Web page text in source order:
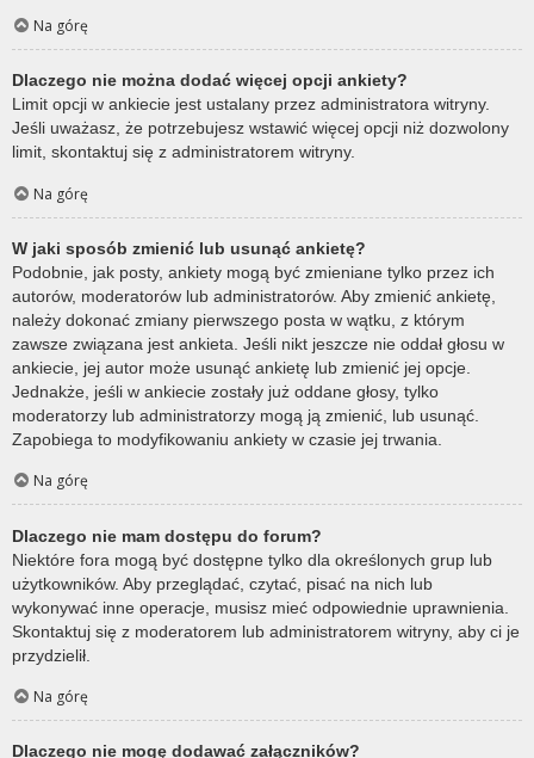
Na górę
Dlaczego nie można dodać więcej opcji ankiety?
Limit opcji w ankiecie jest ustalany przez administratora witryny.
Jeśli uważasz, że potrzebujesz wstawić więcej opcji niż dozwolony
limit, skontaktuj się z administratorem witryny.
Na górę
W jaki sposób zmienić lub usunąć ankietę?
Podobnie, jak posty, ankiety mogą być zmieniane tylko przez ich
autorów, moderatorów lub administratorów. Aby zmienić ankietę,
należy dokonać zmiany pierwszego posta w wątku, z którym
zawsze związana jest ankieta. Jeśli nikt jeszcze nie oddał głosu w
ankiecie, jej autor może usunąć ankietę lub zmienić jej opcje.
Jednakże, jeśli w ankiecie zostały już oddane głosy, tylko
moderatorzy lub administratorzy mogą ją zmienić, lub usunąć.
Zapobiega to modyfikowaniu ankiety w czasie jej trwania.
Na górę
Dlaczego nie mam dostępu do forum?
Niektóre fora mogą być dostępne tylko dla określonych grup lub
użytkowników. Aby przeglądać, czytać, pisać na nich lub
wykonywać inne operacje, musisz mieć odpowiednie uprawnienia.
Skontaktuj się z moderatorem lub administratorem witryny, aby ci je
przydzielił.
Na górę
Dlaczego nie mogę dodawać załączników?